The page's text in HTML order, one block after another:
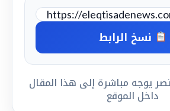
نسخ الرابط
يوجه مباشرة إلى هذا المقال
داخل الموقع